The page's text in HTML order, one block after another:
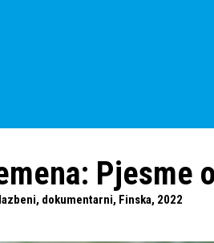
Pjesme
dokumentarni, Finska, 2022